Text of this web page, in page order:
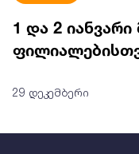
1 და 2 იანვარი
29 დეკემბერი